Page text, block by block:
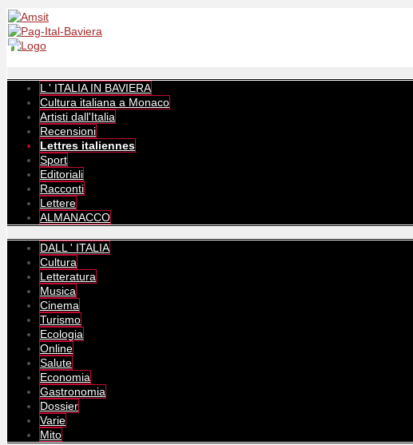
L ' ITALIA IN BAVIERA
Cultura italiana a Monaco
Artisti dall'Italia
Recensioni
Lettres italiennes
Sport
Editoriali
Racconti
Lettere
ALMANACCO
DALL ' ITALIA
Cultura
Letteratura
Musica
Cinema
Turismo
Ecologia
Online
Salute
Economia
Gastronomia
Dossier
Varie
Mito